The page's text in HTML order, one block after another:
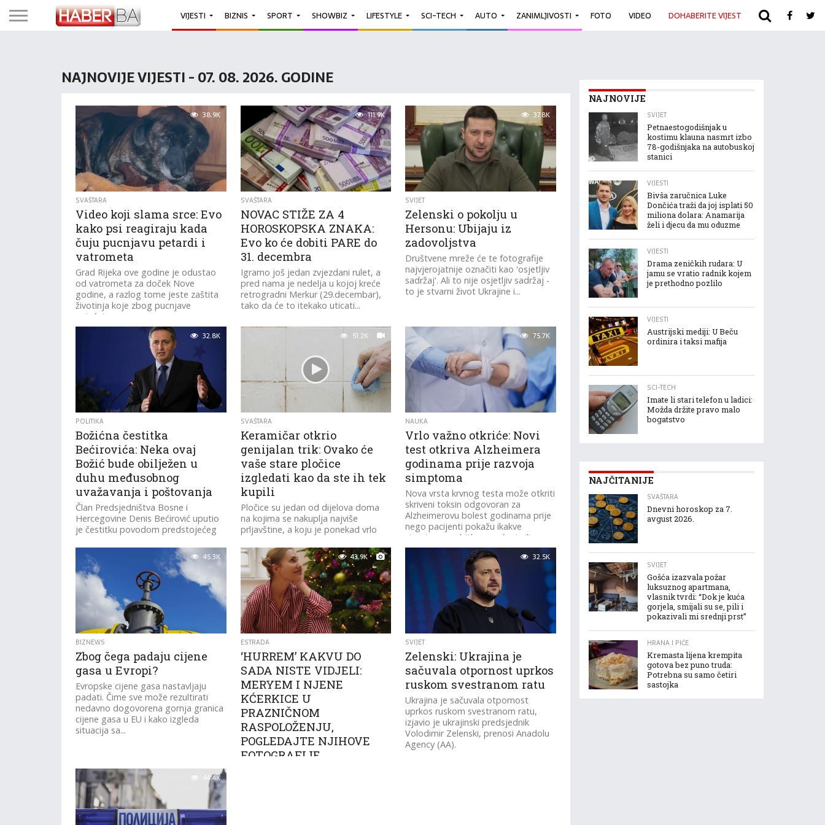
VIJESTI BIZNIS SPORT SHOWBIZ LIFESTYLE SCI-TECH AUTO ZANIMLJIVOSTI FOTO VIDEO DOHABERITE VIJEST ARHIVA
NAJNOVIJE
SVIJET
Petnaestogodišnjak u
kostimu klauna nasmrt izbo
78-godišnjaka na autobuskoj
stanici
VIJESTI
Bivša zaručnica Luke
Dončića traži da joj isplati 50
miliona dolara: Anamarija
želi i djecu da mu oduzme
VIJESTI
Drama zeničkih rudara: U
jamu se vratio radnik kojem
je prethodno pozlilo
VIJESTI
Austrijski mediji: U Beču
ordinira i taksi mafija
SCI-TECH
Imate li stari telefon u ladici:
Možda držite pravo malo
bogatstvo
NAJČITANIJE
SVAŠTARA
Dnevni horoskop za 7.
avgust 2026.
SVIJET
Gošća izazvala požar
luksuznog apartmana,
vlasnik tvrdi: “Dok je kuća
gorjela, smijali su se, pili i
pokazivali mi srednji prst”
HRANA I PIĆE
Kremasta lijena krempita
gotova bez puno truda:
Potrebna su samo četiri
sastojka
NAJNOVIJE VIJESTI - 07. 08. 2026. GODINE
38.9K
SVAŠTARA
Video koji slama srce: Evo
kako psi reagiraju kada
čuju pucnjavu petardi i
vatrometa
Grad Rijeka ove godine je odustao
od vatrometa za doček Nove
godine, a razlog tome jeste zaštita
životinja koje zbog pucnjave
osjećaju...
111.9K
SVAŠTARA
NOVAC STIŽE ZA 4
HOROSKOPSKA ZNAKA:
Evo ko će dobiti PARE do
31. decembra
Igramo još jedan zvjezdani rulet, a
pred nama je nedelja u kojoj kreće
retrogradni Merkur (29.decembar),
tako da će to itekako uticati...
37.8K
SVIJET
Zelenski o pokolju u
Hersonu: Ubijaju iz
zadovoljstva
Društvene mreže će te fotografije
najvjerojatnije označiti kao 'osjetljiv
sadržaj'. Ali to nije osjetljiv sadržaj -
to je stvarni život Ukrajine i...
32.8K
POLITIKA
Božićna čestitka
Bećirovića: Neka ovaj
Božić bude obilježen u
duhu međusobnog
uvažavanja i poštovanja
Član Predsjedništva Bosne i
Hercegovine Denis Bećirović uputio
je čestitku povodom predstojećeg
51.2K
SVAŠTARA
Keramičar otkrio
genijalan trik: Ovako će
vaše stare pločice
izgledati kao da ste ih tek
kupili
Pločice su jedan od dijelova doma
na kojima se nakuplja najviše
prljavštine, a koju je ponekad vrlo
75.7K
NAUKA
Vrlo važno otkriće: Novi
test otkriva Alzheimera
godinama prije razvoja
simptoma
Nova vrsta krvnog testa može otkriti
skriveni toksin odgovoran za
Alzheimerovu bolest godinama prije
nego pacijenti pokažu ikakve
simptome gubitka pamćenja ili...
45.3K
BIZNEWS
Zbog čega padaju cijene
gasa u Evropi?
Evropske cijene gasa nastavljaju
padati. Čime sve može rezultirati
nedavno dogovorena gornja granica
cijene gasa u EU i kako izgleda
situacija sa...
43.9K
ESTRADA
‘HURREM’ KAKVU DO
SADA NISTE VIDJELI:
MERYEM I NJENE
KĆERKICE U
PRAZNIČNOM
RASPOLOŽENJU,
POGLEDAJTE NJIHOVE
FOTOGRAFIJE
32.5K
SVIJET
Zelenski: Ukrajina je
sačuvala otpornost uprkos
ruskom svestranom ratu
Ukrajina je sačuvala otpornost
uprkos ruskom svestranom ratu,
izjavio je ukrajinski predsjednik
Volodimir Zelenski, prenosi Anadolu
Agency (AA).
44.4K